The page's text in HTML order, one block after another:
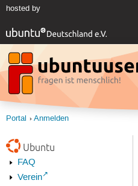
hosted by
Portal Anmelden
Ubuntu
FAQ
Verein